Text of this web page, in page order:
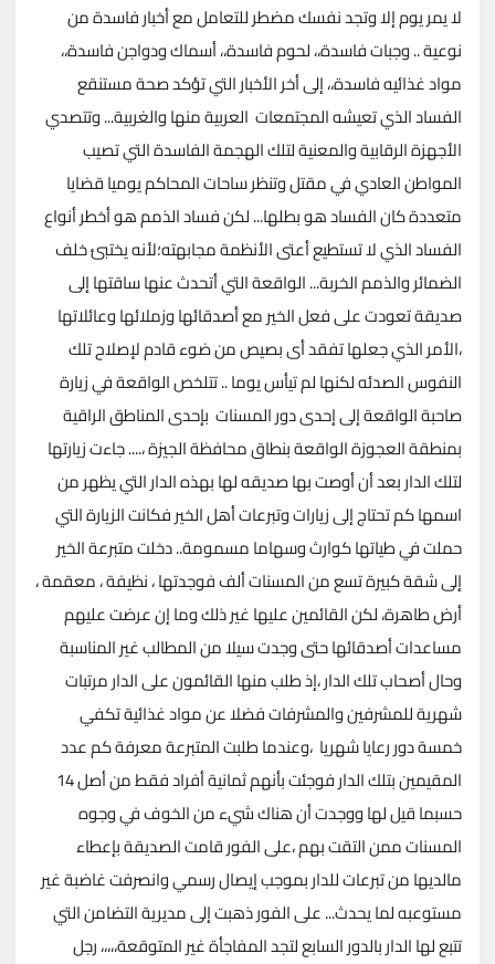
لا يمر يوم إلا وتجد نفسك مضطر للتعامل مع أخبار فاسدة من
نوعية .. وجبات فاسدة،، لحوم فاسدة،، أسماك ودواجن فاسدة،،
مواد غذائيه فاسدة،، إلى أخر الأخبار التي تؤكد صحة مستنقع
الفساد الذي تعيشه المجتمعات العربية منها والغربية...وتتصدي
الأجهزة الرقابية والمعنية لتلك الهجمة الفاسدة التي تصيب
المواطن العادي في مقتل وتنظر ساحات المحاكم يوميا قضايا
متعددة كان الفساد هو بطلها... لكن فساد الذمم هو أخطر أنواع
الفساد الذي لا تستطيع أعتى الأنظمة مجابهته؛لأنه يختبئ خلف
الضمائر والذمم الخربة... الواقعة التي أتحدث عنها ساقتها إلى
صديقة تعودت على فعل الخير مع أصدقائها وزملائها وعائلاتها
،الأمر الذي جعلها تفقد أى بصيص من ضوء قادم لإصلاح تلك
النفوس الصدئه لكنها لم تيأس يوما .. تتلخص الواقعة في زيارة
صاحبة الواقعة إلى إحدى دور المسنات بإحدى المناطق الراقية
بمنطقة العجوزة الواقعة بنطاق محافظة الجيزة ،.... جاءت زيارتها
لتلك الدار بعد أن أوصت بها صديقه لها بهذه الدار التي يظهر من
اسمها كم تحتاج إلى زيارات وتبرعات أهل الخير فكانت الزيارة التي
حملت في طياتها كوارث وسهاما مسمومة.. دخلت متبرعة الخير
إلى شقة كبيرة تسع من المسنات ألف فوجدتها ، نظيفة ، معقمة ،
أرض طاهرة، لكن القائمين عليها غير ذلك وما إن عرضت عليهم
مساعدات أصدقائها حتى وجدت سيلا من المطالب غير المناسبة
وحال أصحاب تلك الدار ،إذ طلب منها القائمون على الدار مرتبات
شهرية للمشرفين والمشرفات فضلا عن مواد غذائية تكفي
خمسة دور رعايا شهريا ،وعندما طلبت المتبرعة معرفة كم عدد
المقيمين بتلك الدار فوجئت بأنهم ثمانية أفراد فقط من أصل 14
حسبما قيل لها ووجدت أن هناك شيء من الخوف في وجوه
المسنات ممن التقت بهم ،على الفور قامت الصديقة بإعطاء
مالديها من تبرعات للدار بموجب إيصال رسمي وانصرفت غاضبة غير
مستوعبه لما يحدث... على الفور ذهبت إلى مديرية التضامن التي
تتبع لها الدار بالدور السابع لتجد المفاجأة غير المتوقعة،،،،، رجل